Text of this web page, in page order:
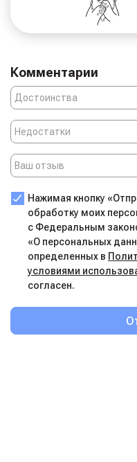
Комментарии
Нажимая кнопку
обработку моих
с Федеральным
«О персональных
определенных в
условиями
согласен.